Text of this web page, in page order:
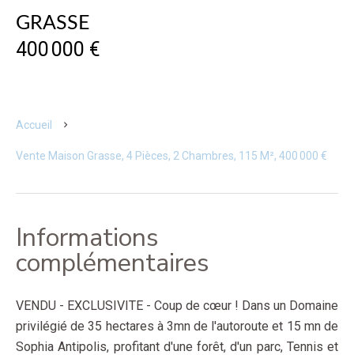
GRASSE
400 000 €
Accueil
Vente Maison Grasse, 4 Pièces, 2 Chambres, 115 M², 400 000 €
Informations
complémentaires
VENDU - EXCLUSIVITE - Coup de cœur ! Dans un Domaine
privilégié de 35 hectares à 3mn de l'autoroute et 15 mn de
Sophia Antipolis, profitant d'une forêt, d'un parc, Tennis et